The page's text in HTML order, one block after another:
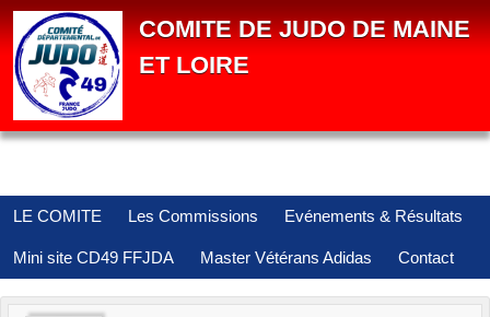
COMITE DE JUDO DE MAINE
ET LOIRE
LE COMITE Les Commissions Evénements & Résultats
Mini site CD49 FFJDA Master Vétérans Adidas Contact
Panneau de gestion des cookies